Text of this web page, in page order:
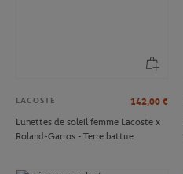
LACOSTE 142,00 €
Lunettes de soleil femme Lacoste x
Roland-Garros - Terre battue